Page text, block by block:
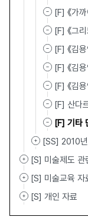
[F] 《가
[F] 《그
[F] 《김
[F] 《김
[F] 《김
[F] 산다
[F] 기타
[SS] 2010
[S] 미술제도 관
[S] 미술교육 자
[S] 개인 자료